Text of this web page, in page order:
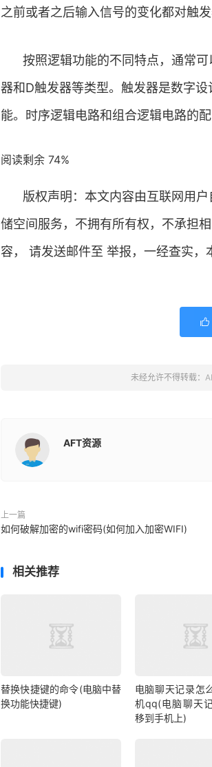
之前或者之后输入信号的变化都对触
按照逻辑功能的不同特点，通常
器和D触发器等类型。触发器是数字
能。时序逻辑电路和组合逻辑电路的
阅读剩余 74%
版权声明：本文内容由互联网用
储空间服务，不拥有所有权，不承担
容， 请发送邮件至 举报，一经查实，

未经允许不得转载：
AFT资源
上一篇
如何破解加密的wifi密码(如何加入加密WIFI)
相关推荐
替换快捷键的命令(电脑中替
换功能快捷键)
电脑聊天记录怎
机qq(电脑聊天
移到手机上)